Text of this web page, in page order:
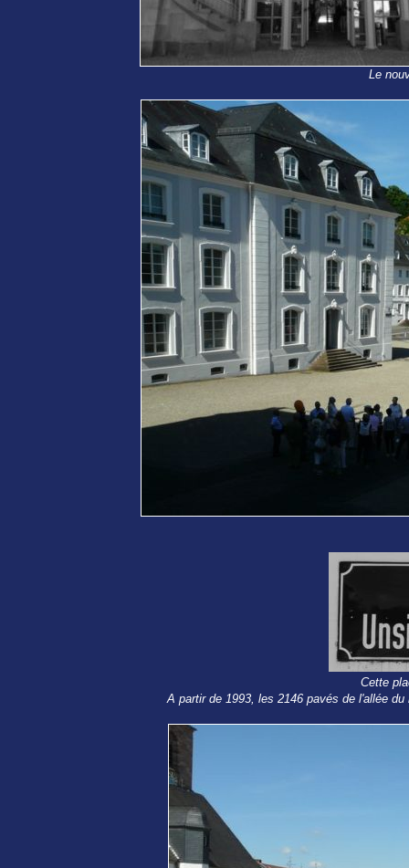
Le
Cette
A partir de 1993, les 2146 pavés de l'allée